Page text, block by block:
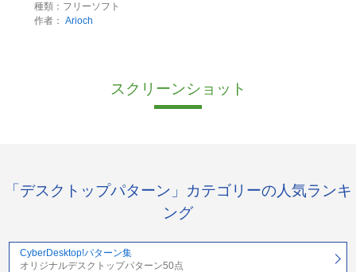
種類：フリーソフト
作者： Arioch
スクリーンショット
「デスクトップパターン」カテゴリーの人気ランキ
ング
CyberDesktop!パターン集
オリジナルデスクトップパターン50点